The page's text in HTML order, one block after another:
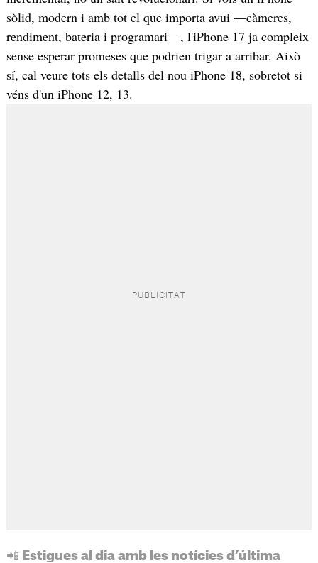
sòlid, modern i amb tot el que importa avui —càmeres,
rendiment, bateria i programari—, l'iPhone 17 ja compleix
sense esperar promeses que podrien trigar a arribar. Això
sí, cal veure tots els detalls del nou iPhone 18, sobretot si
véns d'un iPhone 12, 13.
📲 Estigues al dia amb les notícies d’última